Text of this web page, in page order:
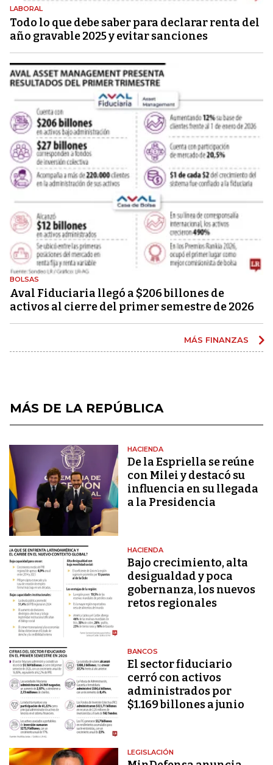
LABORAL
Todo lo que debe saber para declarar renta del
año gravable 2025 y evitar sanciones
BOLSAS
Aval Fiduciaria llegó a $206 billones de
activos al cierre del primer semestre de 2026
MÁS FINANZAS
MÁS DE LA REPÚBLICA
HACIENDA
De la Espriella se reúne
con Milei y destacó su
influencia en su llegada
a la Presidencia
HACIENDA
Bajo crecimiento, alta
desigualdad y poca
gobernanza, los nuevos
retos regionales
BANCOS
El sector fiduciario
cerró con activos
administrados por
$1.169 billones a junio
LEGISLACIÓN